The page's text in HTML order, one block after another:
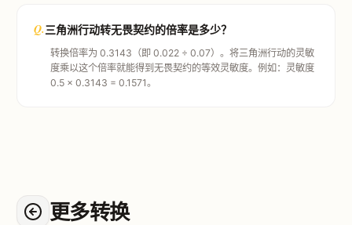
Q.三角洲行动转无畏契约的倍率是多少？
转换倍率为 0.3143（即 0.022 ÷ 0.07）。将三角洲行动的灵敏
度乘以这个倍率就能得到无畏契约的等效灵敏度。例如：灵敏度
0.5 × 0.3143 = 0.1571。
更多转换